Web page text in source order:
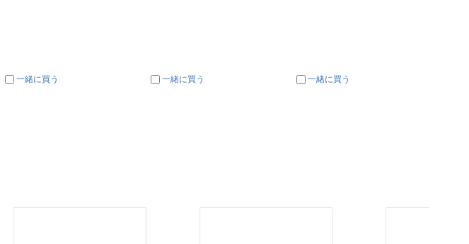
一緒に買う 一緒に買う 一緒に買う